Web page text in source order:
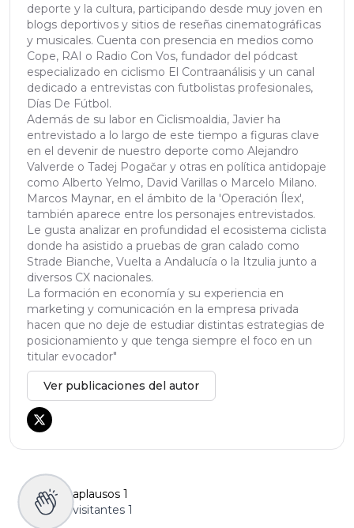
deporte y la cultura, participando desde muy joven en
blogs deportivos y sitios de reseñas cinematográficas
y musicales. Cuenta con presencia en medios como
Cope, RAI o Radio Con Vos, fundador del pódcast
especializado en ciclismo El Contraanálisis y un canal
dedicado a entrevistas con futbolistas profesionales,
Días De Fútbol.
Además de su labor en Ciclismoaldia, Javier ha
entrevistado a lo largo de este tiempo a figuras clave
en el devenir de nuestro deporte como Alejandro
Valverde o Tadej Pogačar y otras en política antidopaje
como Alberto Yelmo, David Varillas o Marcelo Milano.
Marcos Maynar, en el ámbito de la 'Operación Ílex',
también aparece entre los personajes entrevistados.
Le gusta analizar en profundidad el ecosistema ciclista
donde ha asistido a pruebas de gran calado como
Strade Bianche, Vuelta a Andalucía o la Itzulia junto a
diversos CX nacionales.
La formación en economía y su experiencia en
marketing y comunicación en la empresa privada
hacen que no deje de estudiar distintas estrategias de
posicionamiento y que tenga siempre el foco en un
titular evocador"
Ver publicaciones del autor
aplausos 1
visitantes 1